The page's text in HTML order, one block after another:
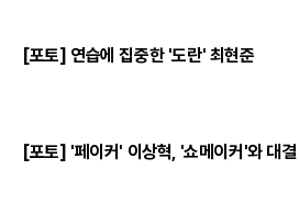
[포토] 연습에 집중한 '도란' 최현준
[포토] '페이커' 이상혁, '쇼메이커'와 대결